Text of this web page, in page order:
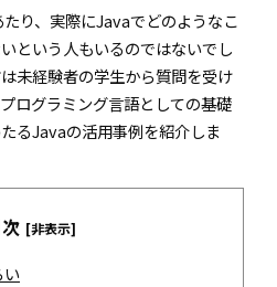
り、実際にJavaでどのようなこ
という人もいるのではないでし
未経験者の学生から質問を受け
ログラミング言語としての基礎
るJavaの活用事例を紹介しま
[非表示]
い